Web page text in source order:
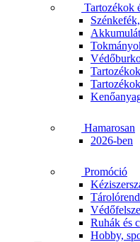
Tartozékok
Hamarosan
2026-ben
Promóció
Ruhák és
Hobby,